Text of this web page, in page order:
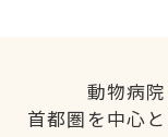
動物病
首都圏を中心